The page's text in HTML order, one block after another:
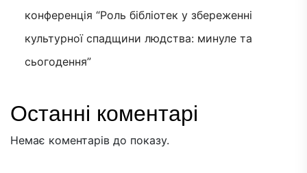
конференція “Роль бібліотек у збереженні
культурної спадщини людства: минуле та
сьогодення”
Останні коментарі
Немає коментарів до показу.